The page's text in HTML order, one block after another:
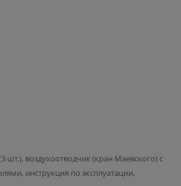
воздухоотводчик (кран Маевского) с
инструкция по эксплуатации,